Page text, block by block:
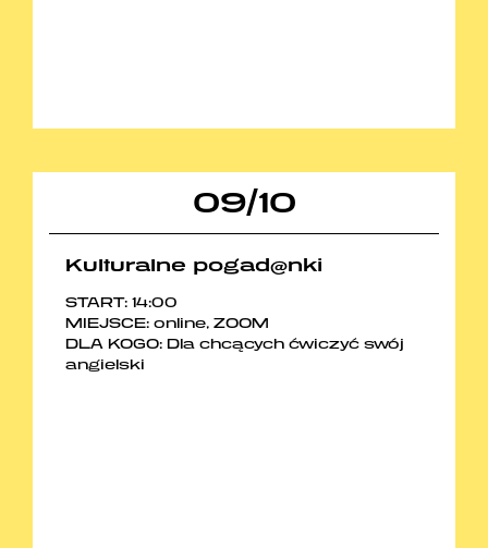
09/10
Kulturalne pogad@nki
START: 14:00
MIEJSCE: online, ZOOM
DLA KOGO: Dla chcących ćwiczyć swój
angielski